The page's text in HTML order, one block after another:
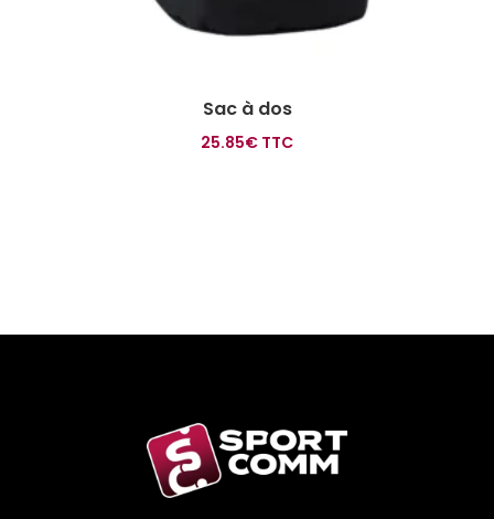
Sac à dos
25.85€ TTC